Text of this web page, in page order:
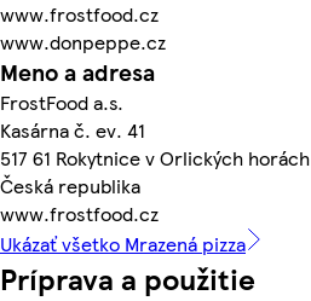
www.frostfood.cz
www.donpeppe.cz
Meno a adresa
FrostFood a.s.
Kasárna č. ev. 41
517 61 Rokytnice v Orlických horách
Česká republika
www.frostfood.cz
Ukázať všetko Mrazená pizza
Príprava a použitie